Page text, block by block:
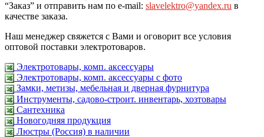
“Заказ” и отправить нам по e-mail: slavelektro@yandex.ru в
качестве заказа.
Наш менеджер свяжется с Вами и оговорит все условия
оптовой поставки электротоваров.
Электротовары, комп. аксессуары
Электротовары, комп. аксессуары с фото
Замки, метизы, мебельная и дверная фурнитура
Инструменты, садово-строит. инвентарь, хозтовары
Сантехника
Новогодняя продукция
Люстры (Россия) в наличии